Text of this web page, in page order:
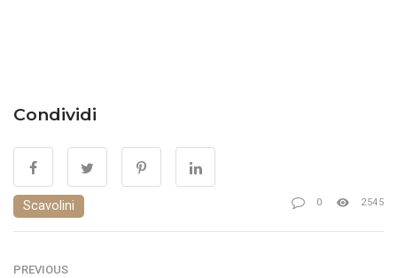
Condividi
Scavolini 0 2545
PREVIOUS